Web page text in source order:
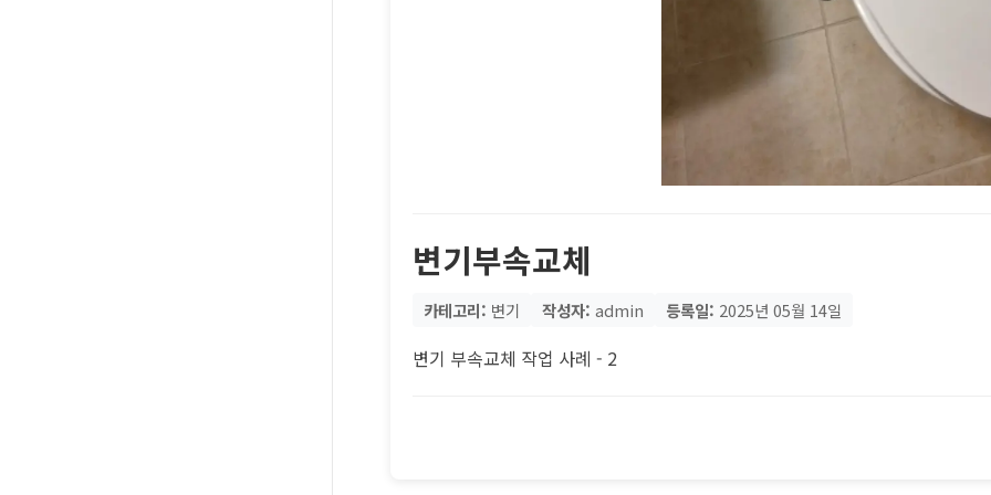
변기부속교체
카테고리: 변기 작성자: admin 등록일: 2025년 05월 14일
변기 부속교체 작업 사례 - 2